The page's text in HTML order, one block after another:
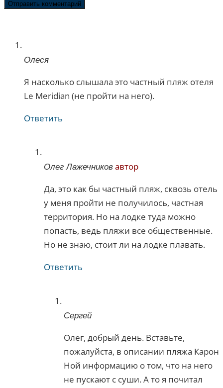
Олеся
Я насколько слышала это частный пляж отеля
Le Meridian (не пройти на него).
Ответить
Олег Лажечниковавтор
Да, это как бы частный пляж, сквозь отель
у меня пройти не получилось, частная
территория. Но на лодке туда можно
попасть, ведь пляжи все общественные.
Но не знаю, стоит ли на лодке плавать.
Ответить
Сергей
Олег, добрый день. Вставьте,
пожалуйста, в описании пляжа Карон
Ной информацию о том, что на него
не пускают с суши. А то я почитал